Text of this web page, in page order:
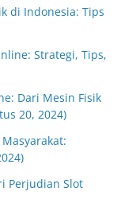
di Indonesia: Tips
Strategi, Tips,
Dari Mesin Fisik
20, 2024)
Perjudian Slot